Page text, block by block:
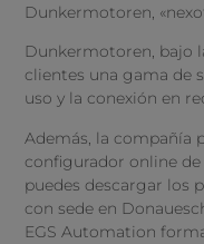
Dunkermotoren,
Dunkermotoren, bajo
clientes una gama de
uso y la conexión en
Además, la compañía
configurador online
puedes descargar los
con sede en
EGS Automation